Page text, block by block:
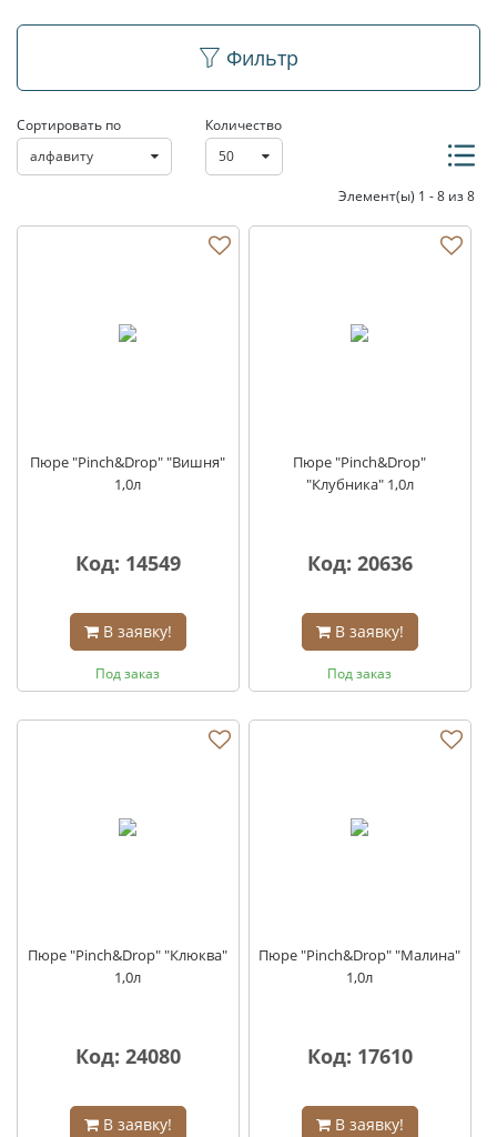
Пюре Pinch&Drop
Фильтр
Сортировать по
алфавиту
Количество
50
Элемент(ы) 1 - 8 из 8
Пюре "Pinch&Drop" "Вишня"
1,0л
Код: 14549
В заявку!
Под заказ
Пюре "Pinch&Drop"
"Клубника" 1,0л
Код: 20636
В заявку!
Под заказ
Пюре "Pinch&Drop" "Клюква"
1,0л
Код: 24080
В заявку!
Пюре "Pinch&Drop" "Малина"
1,0л
Код: 17610
В заявку!